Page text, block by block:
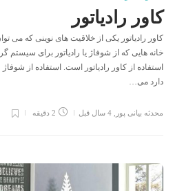
کاور رادیاتور
کاور رادیاتور یکی از خلاقیت های نوینی که می
خانه هایی که از شوفاژ یا رادیاتور برای سیستم
استفاده از کاور رادیاتور است. استفاده از
دارد می…
محدثه بیانی پور 4 سال قبل 2 دقیقه